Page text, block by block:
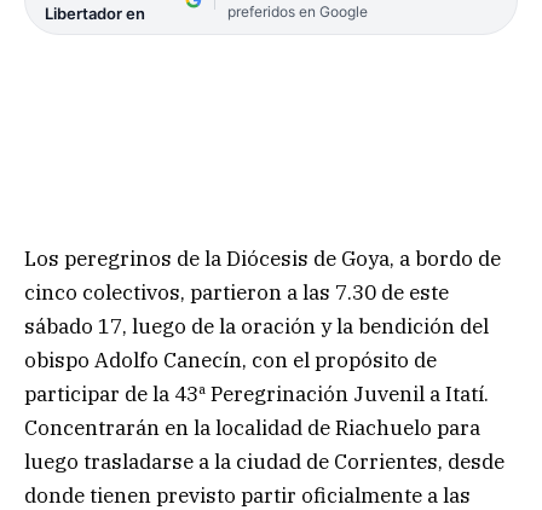
Libertador en
preferidos en Google
Los peregrinos de la Diócesis de Goya, a bordo de
cinco colectivos, partieron a las 7.30 de este
sábado 17, luego de la oración y la bendición del
obispo Adolfo Canecín, con el propósito de
participar de la 43ª Peregrinación Juvenil a Itatí.
Concentrarán en la localidad de Riachuelo para
luego trasladarse a la ciudad de Corrientes, desde
donde tienen previsto partir oficialmente a las